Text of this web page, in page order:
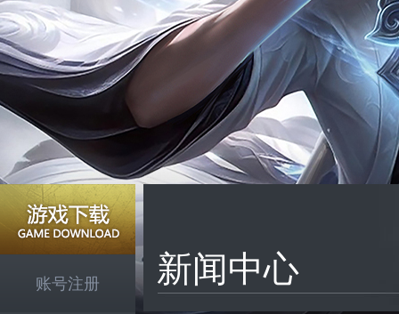
账号注册 新闻中心